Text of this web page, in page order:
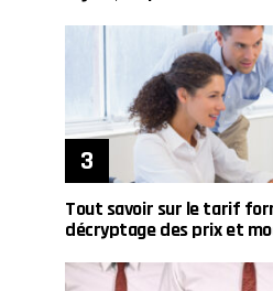
Tout savoir sur le tarif
décryptage des prix et